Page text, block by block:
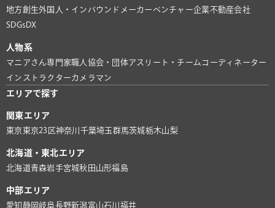
地方創生外国人・インバウンド メーカー ベンチャー企業不動産会社
SDGs DX
人物系
マニアさん専門家 職人 協会・団体アスリート・チーム コーディネーター
インストラクターカメラマン
エリアで探す
関東エリア
東京 東京23区神奈川 千葉埼玉群馬茨城栃木山梨
北海道・東北エリア
北海道青森岩手宮城秋田 山形福島
中部エリア
愛知 静岡 岐阜長野新潟富山石川 福井